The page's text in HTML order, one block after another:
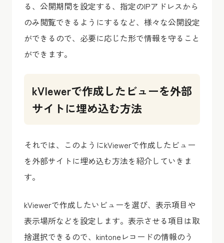
る、公開期間を設定する、指定のIPアドレスから
のみ閲覧できるようにするなど、様々な公開設定
ができるので、必要に応じた形で情報を守ること
ができます。
kVIewerで作成したビューを外部
サイトに埋め込む方法
それでは、このようにkViewerで作成したビュー
を外部サイトに埋め込む方法を紹介していきま
す。
kViewerで作成したいビューを選び、表示項目や
表示場所などを設定します。表示させる項目は取
捨選択できるので、kintoneレコードの情報のう